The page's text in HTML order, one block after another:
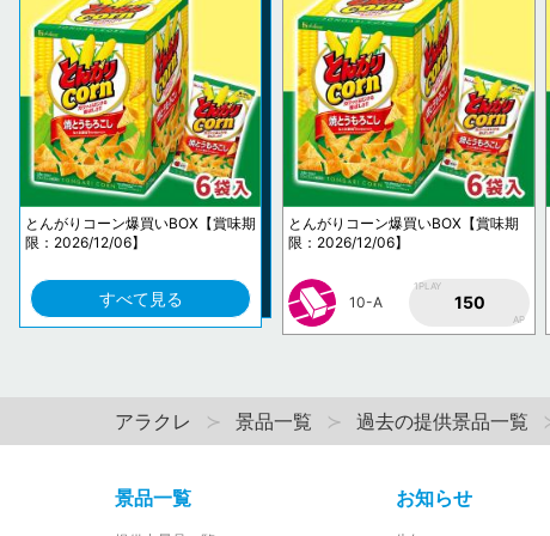
とんがりコーン爆買いBOX【賞味期
限：2026/12/06】
すべて見る
とんがりコーン爆買いBOX【賞味期
限：2026/12/06】
10-A
1PLAY
150
AP
アラクレ 景品一覧 過去の提供景品一覧
景品一覧 お知らせ